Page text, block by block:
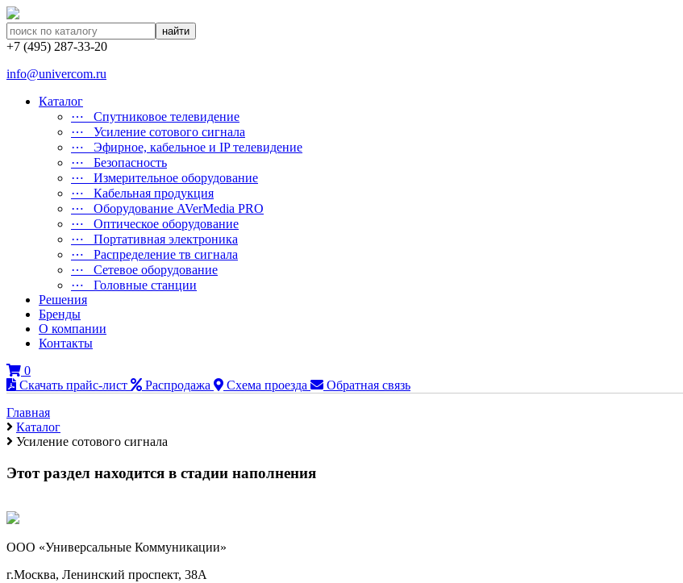
найти
+7 (495) 287-33-20
info@univercom.ru
Каталог
⋯ Cпутниковое телевидение
⋯ Усиление сотового сигнала
⋯ Эфирное, кабельное и IP телевидение
⋯ Безопасность
⋯ Измерительное оборудование
⋯ Кабельная продукция
⋯ Оборудование AVerMedia PRO
⋯ Оптическое оборудование
⋯ Портативная электроника
⋯ Распределение тв сигнала
⋯ Сетевое оборудование
⋯ Головные станции
Решения
Бренды
О компании
Контакты
0
Скачать прайс-лист
Распродажа Схема проезда
Обратная связь
Главная
Каталог
Усиление сотового сигнала
Этот раздел находится в стадии наполнения
ООО «Универсальные Коммуникации»
г.Москва, Ленинский проспект, 38А